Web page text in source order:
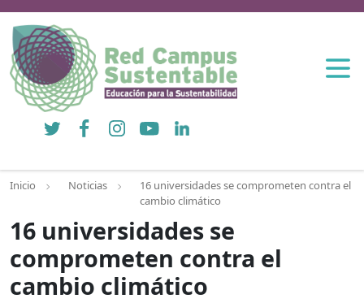
Twitter FacebookInstagramYouTubeLinkedIn
Inicio Noticias
16 universidades se comprometen contra el
cambio climático
16 universidades se
comprometen contra el
cambio climático